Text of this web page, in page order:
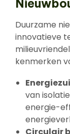
Duurzame
innovatieve
kenmerken
van
energie-